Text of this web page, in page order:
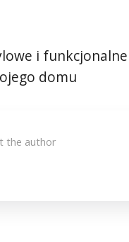
i funkcjonalne
domu
the author